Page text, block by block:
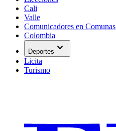
Cali
Valle
Comunicadores en Comunas
Colombia
Deportes expand_more
Licita
Turismo